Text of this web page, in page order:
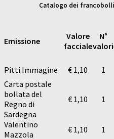
Catalogo dei
Emissione
Valore
facciale
N°
valori
Pitti Immagine € 1,10 1
Carta postale
bollata del
Regno di
Sardegna
€ 1,10 1
Valentino
Mazzola
€ 1,10 1